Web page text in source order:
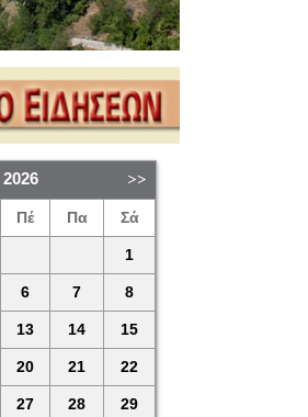
2026
Πέ Πα Σά
1
6 7 8
13 14 15
20 21 22
27 28 29